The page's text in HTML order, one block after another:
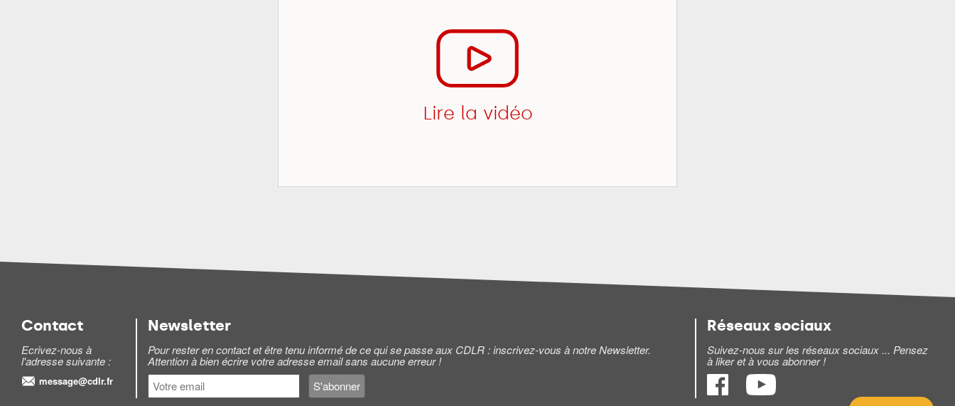
Lire la vidéo
Contact
Ecrivez-nous à
l'adresse suivante :
message@cdlr.fr
Newsletter
Pour rester en contact et être tenu informé de ce qui se passe aux CDLR : inscrivez-vous à notre Newsletter.
Attention à bien écrire votre adresse email sans aucune erreur !
Réseaux sociaux
Suivez-nous sur les réseaux sociaux ... Pensez
à liker et à vous abonner !